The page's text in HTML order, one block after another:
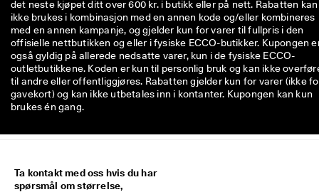
det neste kjøpet ditt over 600 kr. i butikk eller på nett. Rabatten kan
ikke brukes i kombinasjon med en annen kode og/eller kombineres
med en annen kampanje, og gjelder kun for varer til fullpris i den
offisielle nettbutikken og eller i fysiske ECCO-butikker. Kupongen
også gyldig på allerede nedsatte varer, kun i de fysiske ECCO-
outletbutikkene. Koden er kun til personlig bruk og kan ikke
til andre eller offentliggjøres. Rabatten gjelder kun for varer (ikke
gavekort) og kan ikke utbetales inn i kontanter. Kupongen kan kun
brukes én gang.
Ta kontakt med oss hvis du har
spørsmål om størrelse,